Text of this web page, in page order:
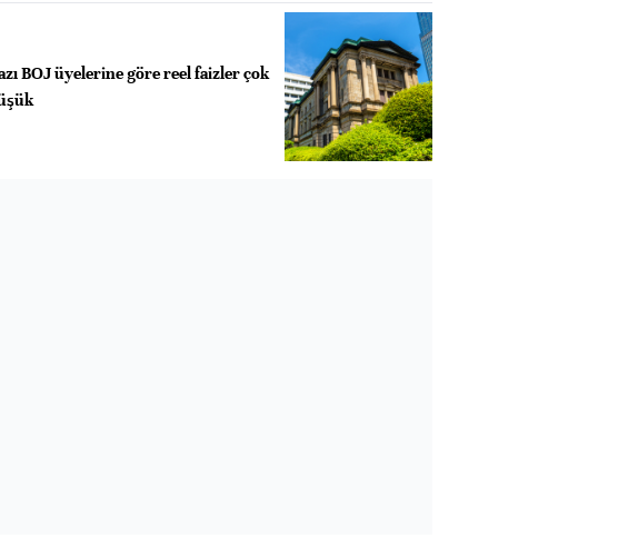
BOJ üyelerine göre reel faizler çok